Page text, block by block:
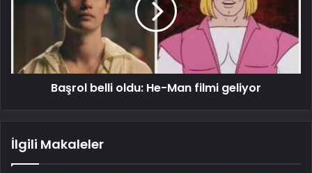
Başrol belli oldu: He-Man filmi geliyor
İlgili Makaleler